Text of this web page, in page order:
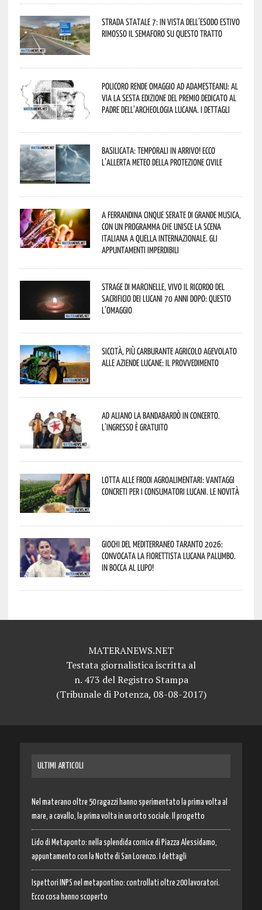
Strada statale 7: in vista dell’esodo estivo
rimosso il semaforo su questo tratto
Policoro rende omaggio ad Adamesteanu: al
via la sesta edizione del Premio dedicato al
padre dell’archeologia lucana. I dettagli
Basilicata: temporali in arrivo! Ecco
l’allerta meteo della Protezione civile
A Ferrandina cinque serate di grande musica,
con un programma che unisce la scena
italiana a quella internazionale. Gli
appuntamenti imperdibili
Strage di Marcinelle, vivo il ricordo del
sacrificio dei lucani 70 anni dopo: questo
l’omaggio
Siccità, più carburante agricolo agevolato
alle aziende lucane: il provvedimento
Ad Aliano la Bandabardò in concerto.
L’ingresso è gratuito
Lotta alle frodi agroalimentari: vantaggi
concreti per i consumatori lucani. Le novità
Giochi del Mediterraneo Taranto 2026:
convocata la fiorettista lucana Palumbo.
In bocca al lupo!
MATERANEWS.NET
Testata giornalistica iscritta al
n. 473 del Registro Stampa
(Tribunale di Potenza, 08-08-2017)
ULTIMI ARTICOLI
Nel materano oltre 50 ragazzi hanno sperimentato la prima volta al
mare, a cavallo, la prima volta in un orto sociale. Il progetto
Lido di Metaponto: nella splendida cornice di Piazza Alessidamo,
appuntamento con la Notte di San Lorenzo. I dettagli
Ispettori INPS nel metapontino: controllati oltre 200 lavoratori.
Ecco cosa hanno scoperto